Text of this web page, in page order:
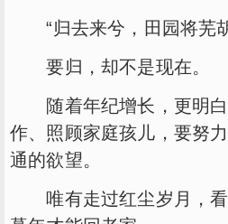
“归去来兮，田园将芜
要归，却不是现在。
随着年纪增长，更明白
作、照顾家庭孩儿，要努
通的欲望。
唯有走过红尘岁月，看